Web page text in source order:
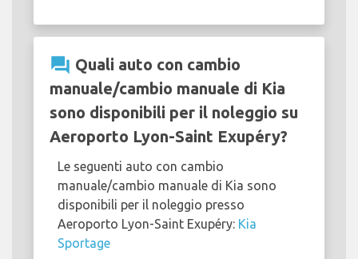
question_answer Quali auto con cambio
manuale/cambio manuale di Kia
sono disponibili per il noleggio su
Aeroporto Lyon-Saint Exupéry?
Le seguenti auto con cambio
manuale/cambio manuale di Kia sono
disponibili per il noleggio presso
Aeroporto Lyon-Saint Exupéry: Kia
Sportage